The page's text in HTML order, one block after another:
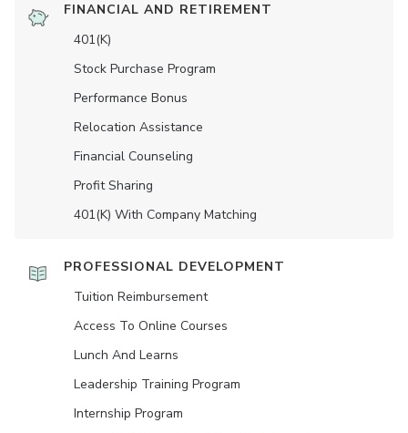
FINANCIAL AND RETIREMENT
401(K)
Stock Purchase Program
Performance Bonus
Relocation Assistance
Financial Counseling
Profit Sharing
401(K) With Company Matching
PROFESSIONAL DEVELOPMENT
Tuition Reimbursement
Access To Online Courses
Lunch And Learns
Leadership Training Program
Internship Program